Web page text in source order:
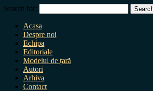
Search for:
Acasa
Despre noi
Echipa
Editoriale
Modelul de țară
Autori
Arhiva
Contact